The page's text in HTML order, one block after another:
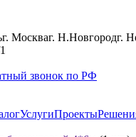
г. Москваг. Н.Новгородг.
звонок по РФ
УслугиПроекты